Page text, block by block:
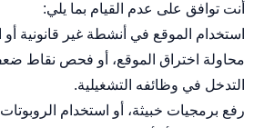
أنت توافق على عدم القيام بما يلي:
استخدام الموقع في أنشطة غير قانونية أو
محاولة اختراق الموقع، أو فحص نقاط
التدخل في وظائفه التشغيلية.
رفع برمجيات خبيثة، أو استخدام